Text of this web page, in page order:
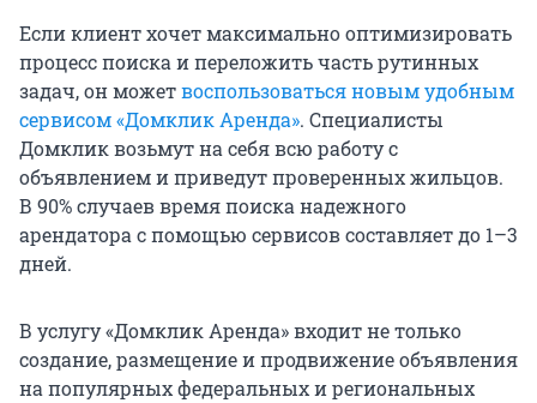
Если клиент хочет максимально оптимизировать
процесс поиска и переложить часть рутинных
задач, он можетвоспользоваться новым удобным
сервисом «Домклик Аренда». Cпециалисты
Домклик возьмут на себя всю работу с
объявлением и приведут проверенных жильцов.
В 90% случаев время поиска надежного
арендатора с помощью сервисов составляет до 1–3
дней.
В услугу «Домклик Аренда» входит не только
создание, размещение и продвижение объявления
на популярных федеральных и региональных